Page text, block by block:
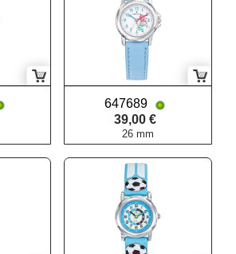
647689
39,00 €
26 mm